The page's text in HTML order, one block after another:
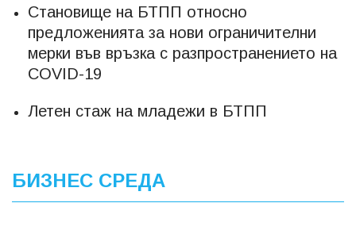
Становище на БТПП относно
предложенията за нови ограничителни
мерки във връзка с разпространението на
COVID-19
Летен стаж на младежи в БТПП
БИЗНЕС СРЕДА